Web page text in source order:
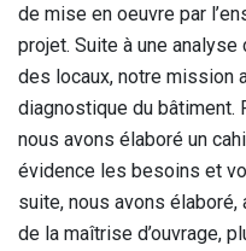
de mise en oeuvre par
projet. Suite à une
des locaux, notre mission
diagnostique du bâtiment.
nous avons élaboré un
évidence les besoins et
suite, nous avons
de la maîtrise d’ouvrage,